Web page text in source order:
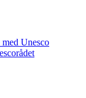
Unesco